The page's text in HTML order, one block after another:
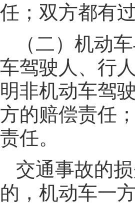
任；双方都有
（二）机动
车驾驶人、行
明非机动车驾
方的赔偿责任
责任。
交通事故的
的，机动车一